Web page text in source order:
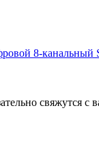
8-канальный
свяжутся с